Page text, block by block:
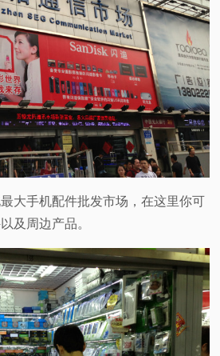
大手机配件批发市场，在这里你可
及周边产品。